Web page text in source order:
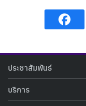
ประชาสัมพันธ์
ข่าวประชาสัมพันธ์
ข่าวกิจกรรม
บริการ
ท้องฟ้าจำลอง